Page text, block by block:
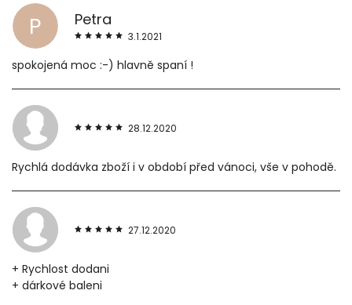
P Petra
3.1.2021
spokojená moc :-) hlavně spaní !
28.12.2020
Rychlá dodávka zboží i v období před vánoci, vše v pohodě.
27.12.2020
+ Rychlost dodani
+ dárkové baleni